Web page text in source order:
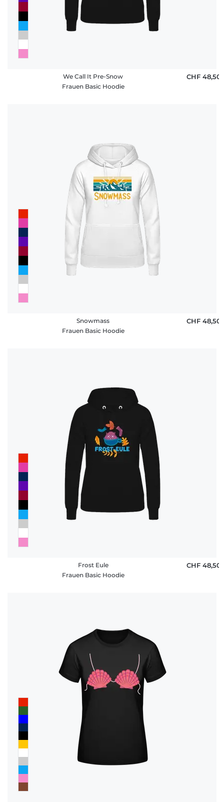
We Call It Pre-Snow
Frauen Basic Hoodie
CHF 48,50
Snowmass
Frauen Basic Hoodie
CHF 48,50
Frost Eule
Frauen Basic Hoodie
CHF 48,50